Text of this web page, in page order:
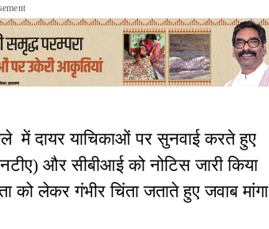
में दायर याचिकाओं पर सुनवाई करते हुए
और सीबीआई को नोटिस जारी किया
को लेकर गंभीर चिंता जताते हुए जवाब मांगा